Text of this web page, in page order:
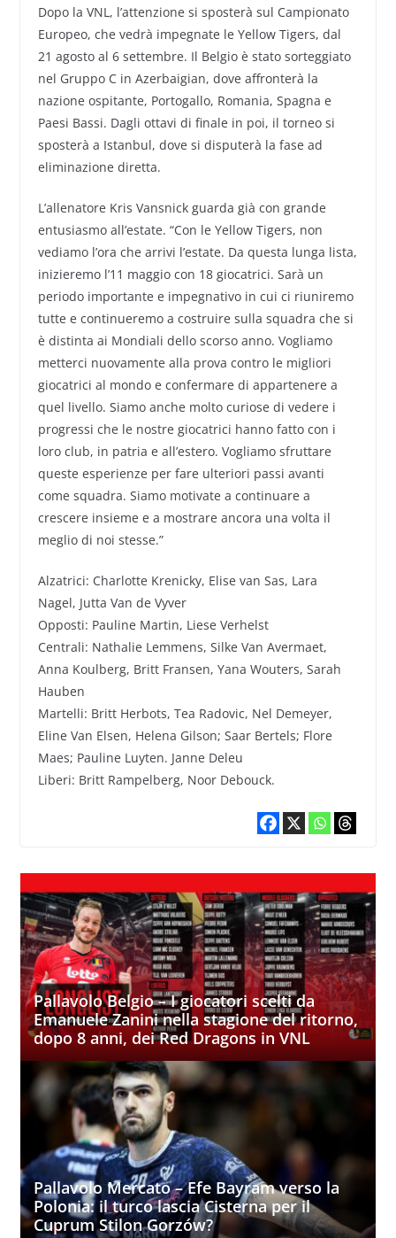
Dopo la VNL, l’attenzione si sposterà sul Campionato
Europeo, che vedrà impegnate le Yellow Tigers, dal
21 agosto al 6 settembre. Il Belgio è stato sorteggiato
nel Gruppo C in Azerbaigian, dove affronterà la
nazione ospitante, Portogallo, Romania, Spagna e
Paesi Bassi. Dagli ottavi di finale in poi, il torneo si
sposterà a Istanbul, dove si disputerà la fase ad
eliminazione diretta.
L’allenatore Kris Vansnick guarda già con grande
entusiasmo all’estate. “Con le Yellow Tigers, non
vediamo l’ora che arrivi l’estate. Da questa lunga lista,
inizieremo l’11 maggio con 18 giocatrici. Sarà un
periodo importante e impegnativo in cui ci riuniremo
tutte e continueremo a costruire sulla squadra che si
è distinta ai Mondiali dello scorso anno. Vogliamo
metterci nuovamente alla prova contro le migliori
giocatrici al mondo e confermare di appartenere a
quel livello. Siamo anche molto curiose di vedere i
progressi che le nostre giocatrici hanno fatto con i
loro club, in patria e all’estero. Vogliamo sfruttare
queste esperienze per fare ulteriori passi avanti
come squadra. Siamo motivate a continuare a
crescere insieme e a mostrare ancora una volta il
meglio di noi stesse.”
Alzatrici: Charlotte Krenicky, Elise van Sas, Lara
Nagel, Jutta Van de Vyver
Opposti: Pauline Martin, Liese Verhelst
Centrali: Nathalie Lemmens, Silke Van Avermaet,
Anna Koulberg, Britt Fransen, Yana Wouters, Sarah
Hauben
Martelli: Britt Herbots, Tea Radovic, Nel Demeyer,
Eline Van Elsen, Helena Gilson; Saar Bertels; Flore
Maes; Pauline Luyten. Janne Deleu
Liberi: Britt Rampelberg, Noor Debouck.
Pallavolo Belgio – I giocatori scelti da
Emanuele Zanini nella stagione del ritorno,
dopo 8 anni, dei Red Dragons in VNL
Pallavolo Mercato – Efe Bayram verso la
Polonia: il turco lascia Cisterna per il
Cuprum Stilon Gorzów?